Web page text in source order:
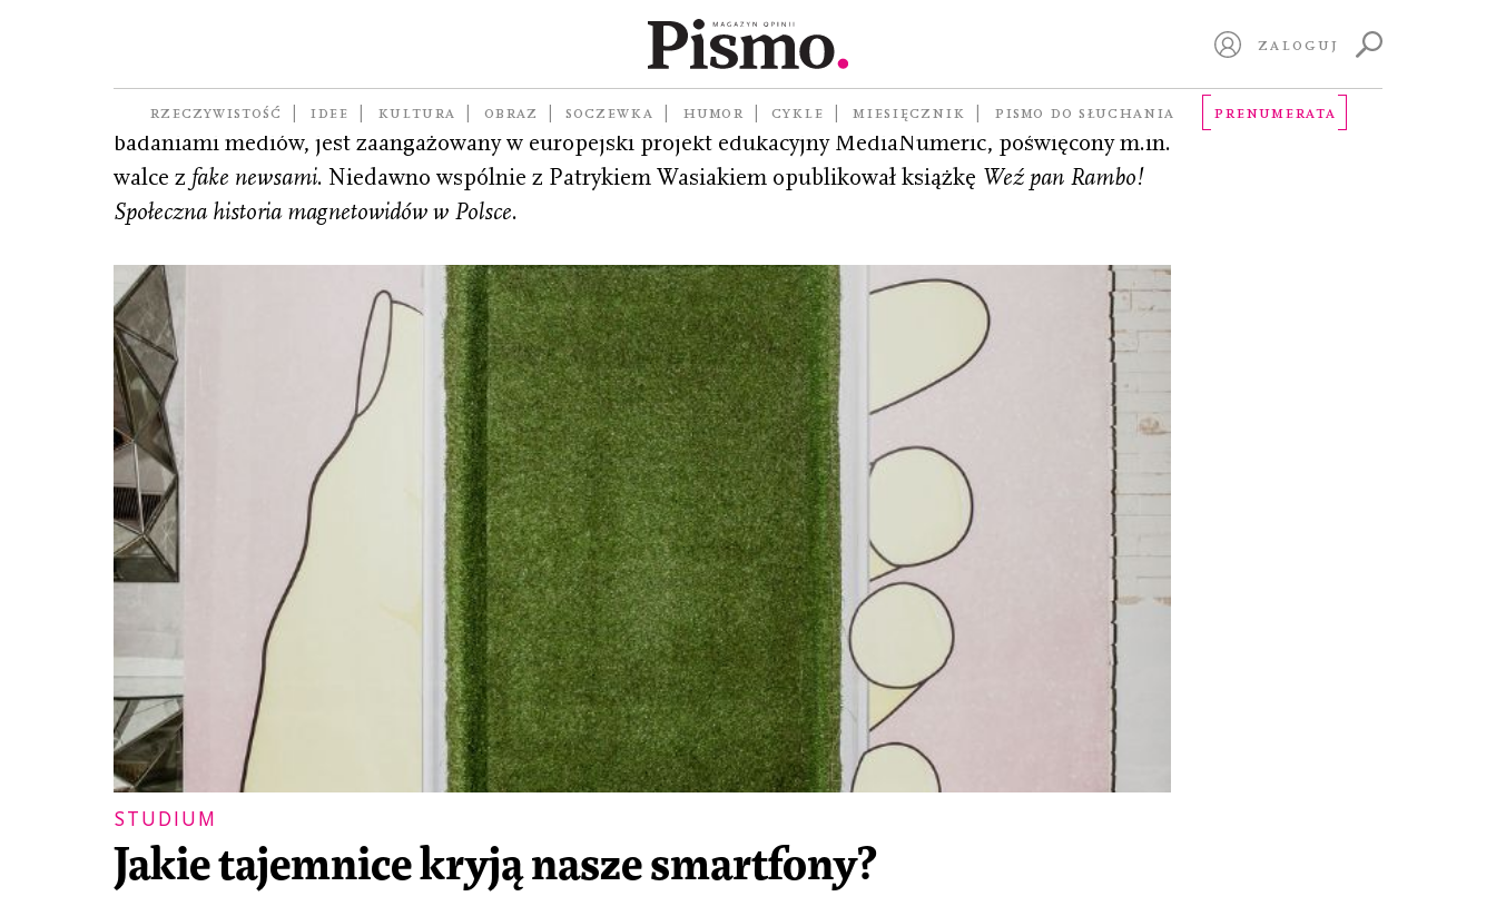
ZALOGUJ
RZECZYWISTOŚĆ IDEE KULTURA OBRAZ SOCZEWKA HUMOR CYKLE MIESIĘCZNIK PISMO DO SŁUCHANIA PRENUMERATA
(ur. 1976), kulturoznawca, dyrektor Instytutu Nauk Humanistycznych Uniwersytetu SWPS. Zajmuje się
badaniami mediów, jest zaangażowany w europejski projekt edukacyjny MediaNumeric, poświęcony m.in.
walce z fake newsami. Niedawno wspólnie z Patrykiem Wasiakiem opublikował książkę Weź pan Rambo!
Społeczna historia magnetowidów w Polsce.
STUDIUM
Jakie tajemnice kryją nasze smartfony?